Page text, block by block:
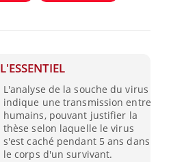
L'ESSENTIEL
L'analyse de la souche du virus
indique une transmission entre
humains, pouvant justifier la
thèse selon laquelle le virus
s'est caché pendant 5 ans dans
le corps d'un survivant.